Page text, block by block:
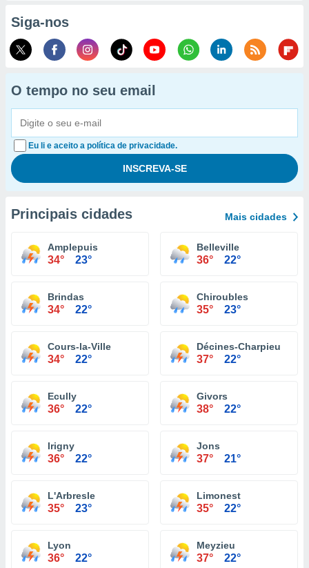
Siga-nos
O tempo no seu email
Eu li e aceito a política de privacidade.
Principais cidades Mais cidades
Amplepuis
34° 23°
Belleville
36° 22°
Brindas
34° 22°
Chiroubles
35° 23°
Cours-la-Ville
34° 22°
Décines-Charpieu
37° 22°
Ecully
36° 22°
Givors
38° 22°
Irigny
36° 22°
Jons
37° 21°
L'Arbresle
35° 23°
Limonest
35° 22°
Lyon
36° 22°
Meyzieu
37° 22°